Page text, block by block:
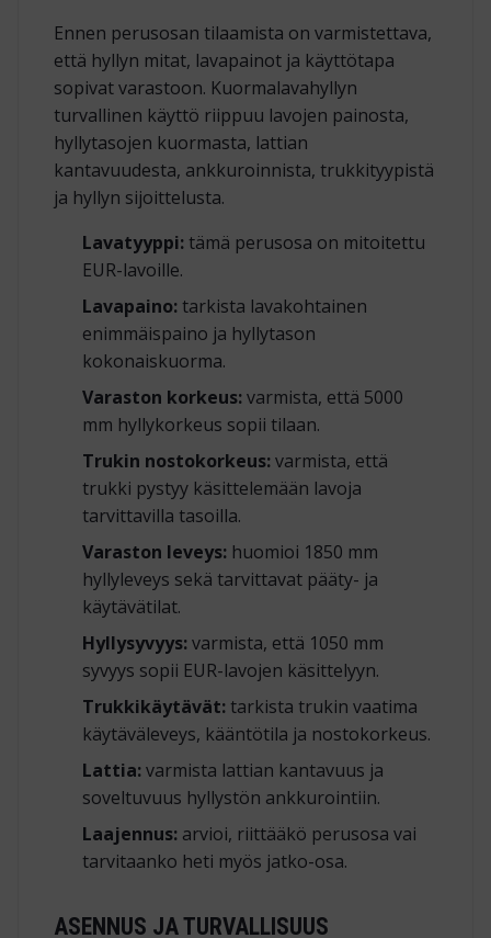
Ennen perusosan tilaamista on varmistettava,
että hyllyn mitat, lavapainot ja käyttötapa
sopivat varastoon. Kuormalavahyllyn
turvallinen käyttö riippuu lavojen painosta,
hyllytasojen kuormasta, lattian
kantavuudesta, ankkuroinnista, trukkityypistä
ja hyllyn sijoittelusta.
Lavatyyppi:tämä perusosa on mitoitettu
EUR-lavoille.
Lavapaino:tarkista lavakohtainen
enimmäispaino ja hyllytason
kokonaiskuorma.
Varaston korkeus:varmista, että 5000
mm hyllykorkeus sopii tilaan.
Trukin nostokorkeus:varmista, että
trukki pystyy käsittelemään lavoja
tarvittavilla tasoilla.
Varaston leveys:huomioi 1850 mm
hyllyleveys sekä tarvittavat pääty- ja
käytävätilat.
Hyllysyvyys:varmista, että 1050 mm
syvyys sopii EUR-lavojen käsittelyyn.
Trukkikäytävät:tarkista trukin vaatima
käytäväleveys, kääntötila ja nostokorkeus.
Lattia:varmista lattian kantavuus ja
soveltuvuus hyllystön ankkurointiin.
Laajennus:arvioi, riittääkö perusosa vai
tarvitaanko heti myös jatko-osa.
ASENNUS JA TURVALLISUUS